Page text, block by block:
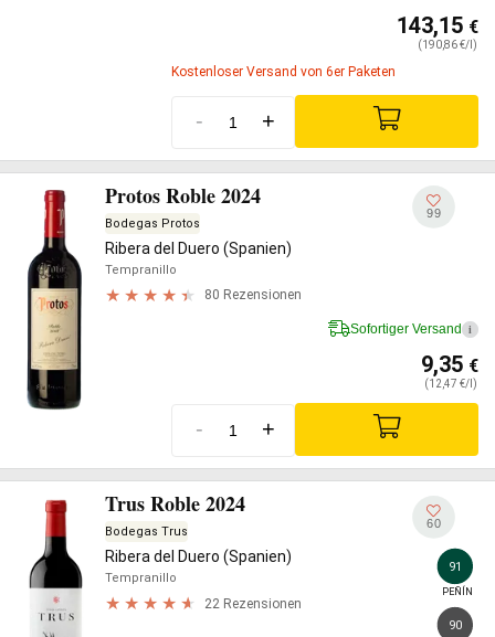
143,15 €
(190,86 €/l)
Kostenloser Versand von 6er Paketen
- +
Protos Roble 2024
Bodegas Protos
Ribera del Duero (Spanien)
Tempranillo
80 Rezensionen
99
Sofortiger Versand i
9,35 €
(12,47 €/l)
- +
Trus Roble 2024
Bodegas Trus
Ribera del Duero (Spanien)
Tempranillo
22 Rezensionen
60
91
PEÑÍN
90